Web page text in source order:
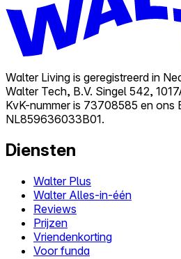
Walter Living is geregistreerd in
Walter Tech, B.V. Singel 542,
KvK-nummer is 73708585 en ons
NL859636033B01.
Diensten
Walter Plus
Walter Alles-in-één
Reviews
Prijzen
Vriendenkorting
Voor funda